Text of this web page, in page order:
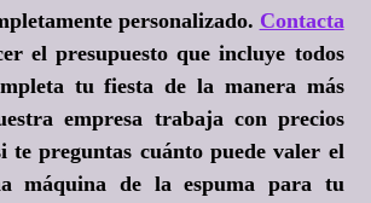
personalizado. Contacta
el presupuesto que incluye todos
tu fiesta de la manera más
empresa trabaja con precios
te preguntas cuánto puede valer el
máquina de la espuma para tu